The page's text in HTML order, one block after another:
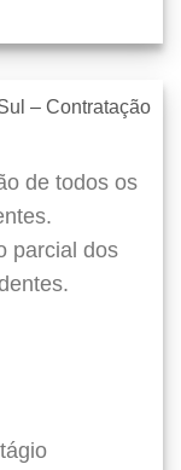
– Contratação
de todos os
parcial dos